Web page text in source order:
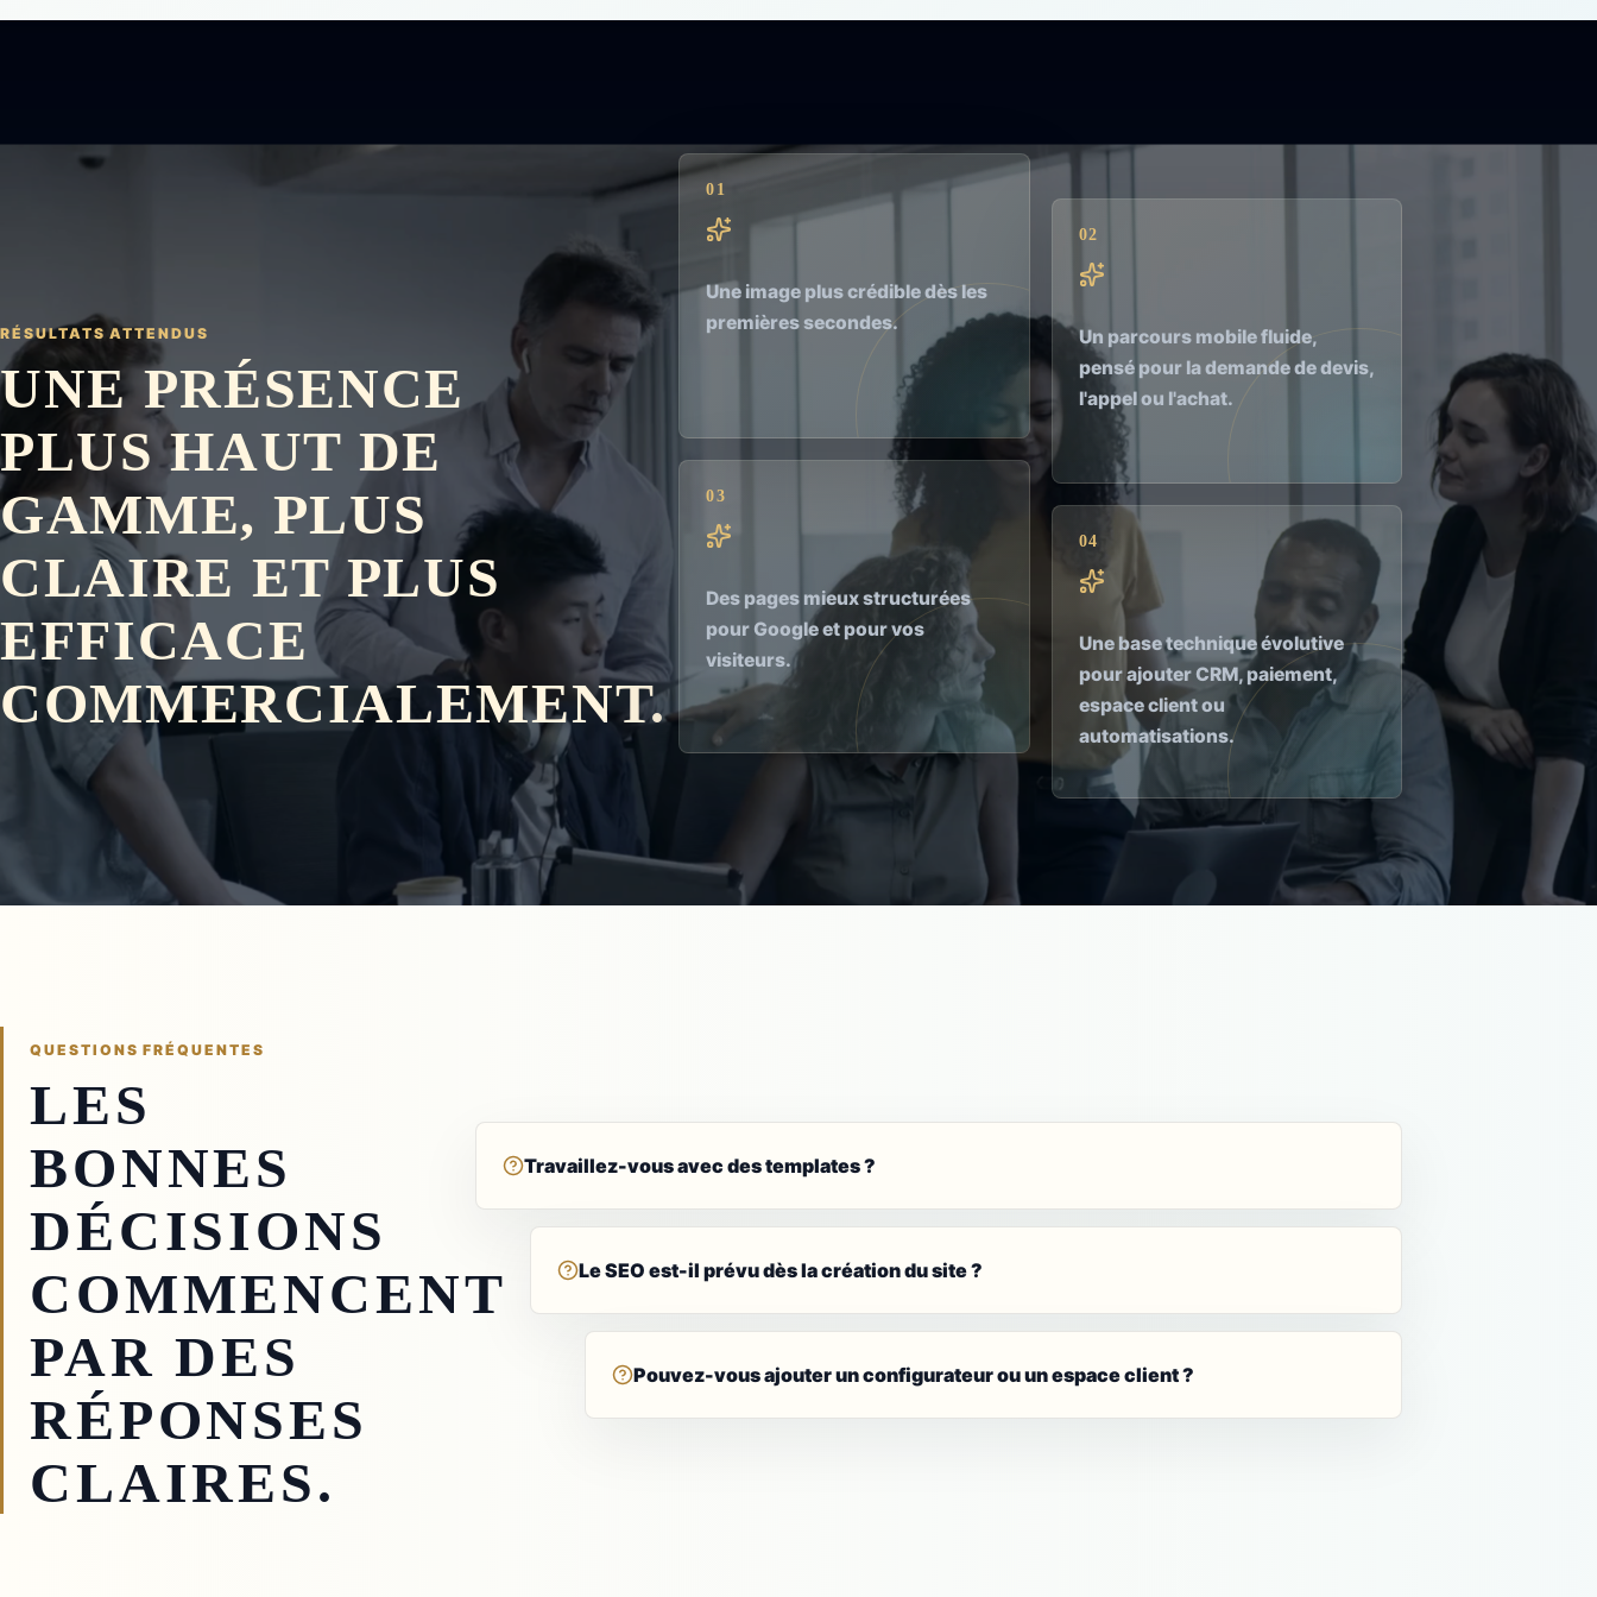
RÉSULTATS ATTENDUS
UNE PRÉSENCE
PLUS HAUT DE
GAMME, PLUS
CLAIRE ET PLUS
EFFICACE
COMMERCIALEMENT.
01
Une image plus crédible dès les
premières secondes.
02
Un parcours mobile fluide,
pensé pour la demande de devis,
l'appel ou l'achat.
03
Des pages mieux structurées
pour Google et pour vos
visiteurs.
04
Une base technique évolutive
pour ajouter CRM, paiement,
espace client ou
automatisations.
QUESTIONS FRÉQUENTES
LES
BONNES
DÉCISIONS
COMMENCENT
PAR DES
RÉPONSES
CLAIRES.
Travaillez-vous avec des templates ?
Le SEO est-il prévu dès la création du site ?
Pouvez-vous ajouter un configurateur ou un espace client ?